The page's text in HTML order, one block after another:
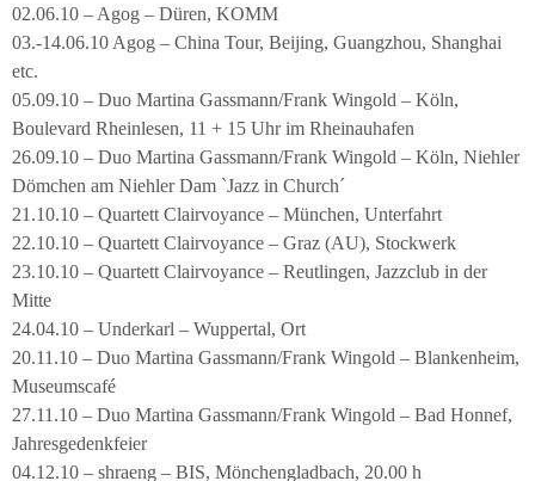
02.06.10 – Agog – Düren, KOMM
03.-14.06.10 Agog – China Tour, Beijing, Guangzhou, Shanghai
etc.
05.09.10 – Duo Martina Gassmann/Frank Wingold – Köln,
Boulevard Rheinlesen, 11 + 15 Uhr im Rheinauhafen
26.09.10 – Duo Martina Gassmann/Frank Wingold – Köln, Niehler
Dömchen am Niehler Dam `Jazz in Church´
21.10.10 – Quartett Clairvoyance – München, Unterfahrt
22.10.10 – Quartett Clairvoyance – Graz (AU), Stockwerk
23.10.10 – Quartett Clairvoyance – Reutlingen, Jazzclub in der
Mitte
24.04.10 – Underkarl – Wuppertal, Ort
20.11.10 – Duo Martina Gassmann/Frank Wingold – Blankenheim,
Museumscafé
27.11.10 – Duo Martina Gassmann/Frank Wingold – Bad Honnef,
Jahresgedenkfeier
04.12.10 – shraeng – BIS, Mönchengladbach, 20.00 h